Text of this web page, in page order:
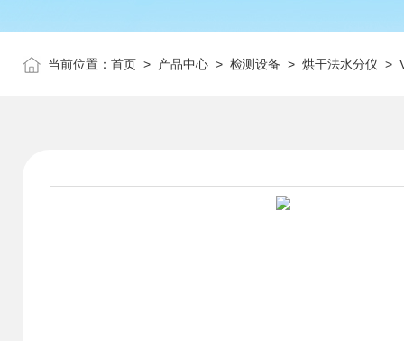
当前位置： 首页 > 产品中心 > 检测设备 > 烘干法水分仪 >